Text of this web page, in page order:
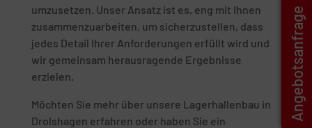
umzusetzen. Unser Ansatz ist es, eng mit Ihnen
zusammenzuarbeiten, um sicherzustellen, dass
jedes Detail Ihrer Anforderungen erfüllt wird und
wir gemeinsam herausragende Ergebnisse
erzielen.
Möchten Sie mehr über unsere Lagerhallenbau in
Drolshagen erfahren oder haben Sie ein
Angebotsanfrage